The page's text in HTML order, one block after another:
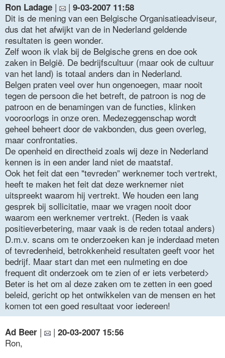
Ron Ladage | | 9-03-2007 11:58
Dit is de mening van een Belgische Organisatieadviseur,
dus dat het afwijkt van de in Nederland geldende
resultaten is geen wonder.
Zelf woon ik vlak bij de Belgische grens en doe ook
zaken in België. De bedrijfscultuur (maar ook de cultuur
van het land) is totaal anders dan in Nederland.
Belgen praten veel over hun ongenoegen, maar nooit
tegen de persoon die het betreft, de patroon is nog de
patroon en de benamingen van de functies, klinken
vooroorlogs in onze oren. Medezeggenschap wordt
geheel beheert door de vakbonden, dus geen overleg,
maar confrontaties.
De openheid en directheid zoals wij deze in Nederland
kennen is in een ander land niet de maatstaf.
Ook het feit dat een "tevreden” werknemer toch vertrekt,
heeft te maken het feit dat deze werknemer niet
uitspreekt waarom hij vertrekt. We houden een lang
gesprek bij sollicitatie, maar we vragen nooit door
waarom een werknemer vertrekt. (Reden is vaak
positieverbetering, maar vaak is de reden totaal anders)
D.m.v. scans om te onderzoeken kan je inderdaad meten
of tevredenheid, betrokkenheid resultaten geeft voor het
bedrijf. Maar start dan met een nulmeting en doe
frequent dit onderzoek om te zien of er iets verbeterd>
Beter is het om al deze zaken om te zetten in een goed
beleid, gericht op het ontwikkelen van de mensen en het
komen tot een goed resultaat voor iedereen!
Ad Beer | | 20-03-2007 15:56
Ron,